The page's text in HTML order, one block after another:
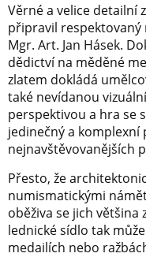
Věrné a velice detailní
připravil respektovaný
Mgr. Art. Jan Hásek.
dědictví na měděné
zlatem dokládá
také nevídanou
perspektivou a hra se
jedinečný a komplexní
nejnavštěvovanějších
Přesto, že
numismatickými
oběživa se jich většina
lednické sídlo tak
medailích nebo